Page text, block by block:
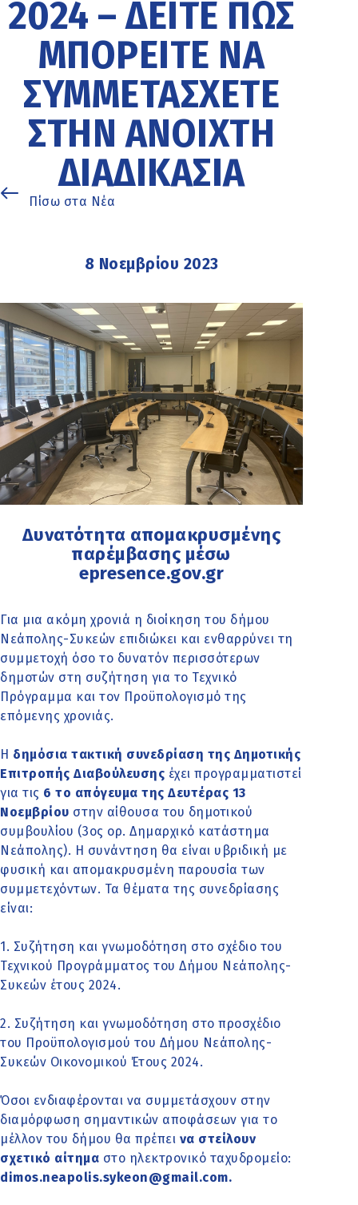
2024 – ΔΕΊΤΕ ΠΏΣ
ΜΠΟΡΕΊΤΕ ΝΑ
ΣΥΜΜΕΤΆΣΧΕΤΕ
ΣΤΗΝ ΑΝΟΙΧΤΉ
ΔΙΑΔΙΚΑΣΊΑ
Πίσω στα Νέα
8 Νοεμβρίου 2023
Δυνατότητα απομακρυσμένης
παρέμβασης μέσω
epresence.gov.gr
Για μια ακόμη χρονιά η διοίκηση του δήμου
Νεάπολης-Συκεών επιδιώκει και ενθαρρύνει τη
συμμετοχή όσο το δυνατόν περισσότερων
δημοτών στη συζήτηση για το Τεχνικό
Πρόγραμμα και τον Προϋπολογισμό της
επόμενης χρονιάς.
Η δημόσια τακτική συνεδρίαση της Δημοτικής
Επιτροπής Διαβούλευσης έχει προγραμματιστεί
για τις 6 το απόγευμα της Δευτέρας 13
Νοεμβρίου στην αίθουσα του δημοτικού
συμβουλίου (3ος ορ. Δημαρχικό κατάστημα
Νεάπολης). Η συνάντηση θα είναι υβριδική με
φυσική και απομακρυσμένη παρουσία των
συμμετεχόντων. Τα θέματα της συνεδρίασης
είναι:
1. Συζήτηση και γνωμοδότηση στο σχέδιο του
Τεχνικού Προγράμματος του Δήμου Νεάπολης-
Συκεών έτους 2024.
2. Συζήτηση και γνωμοδότηση στο προσχέδιο
του Προϋπολογισμού του Δήμου Νεάπολης-
Συκεών Οικονομικού Έτους 2024.
Όσοι ενδιαφέρονται να συμμετάσχουν στην
διαμόρφωση σημαντικών αποφάσεων για το
μέλλον του δήμου θα πρέπει να στείλουν
σχετικό αίτημα στο ηλεκτρονικό ταχυδρομείο:
dimos.neapolis.sykeon@gmail.com.